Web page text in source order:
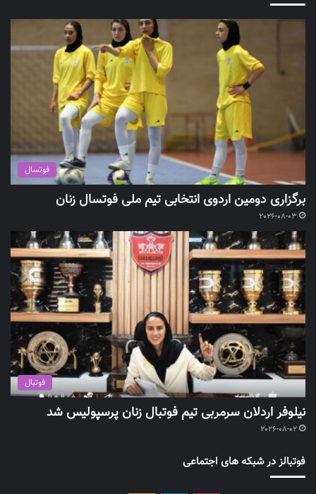
فوتسال
برگزاری دومین اردوی انتخابی تیم ملی فوتسال زنان
2026-08-03
فوتبال
نیلوفر اردلان سرمربی تیم فوتبال زنان پرسپولیس شد
2026-08-02
فوتبالز در شبکه های اجتماعی